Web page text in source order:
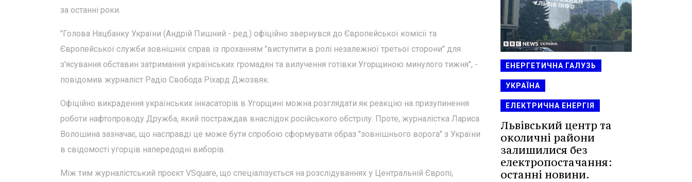
за останні роки.
"Голова Нацбанку України (Андрій Пишний - ред.) офіційно звернувся до Європейської комісії та
Європейської служби зовнішніх справ із проханням "виступити в ролі незалежної третьої сторони" для
з'ясування обставин затримання українських громадян та вилучення готівки Угорщиною минулого тижня", -
повідомив журналіст Радіо Свобода Ріхард Джозвяк.
Офіційно викрадення українських інкасаторів в Угорщині можна розглядати як реакцію на призупинення
роботи нафтопроводу Дружба, який постраждав внаслідок російського обстрілу. Проте, журналістка Лариса
Волошина зазначає, що насправді це може бути спробою сформувати образ "зовнішнього ворога" з України
в свідомості угорців напередодні виборів.
Між тим журналістський проєкт VSquare, що спеціалізується на розслідуваннях у Центральній Європі,
ЕНЕРГЕТИЧНА ГАЛУЗЬ
УКРАЇНА
ЕЛЕКТРИЧНА ЕНЕРГІЯ
Львівський центр та
околичні райони
залишилися без
електропостачання:
останні новини.